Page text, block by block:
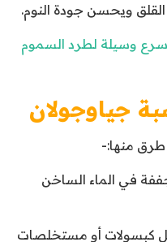
ويحسن جودة النوم.
وسيلة لطرد السموم
جياوجولان
طرق منها:-
في الماء الساخن
كبسولات أو مستخلصات